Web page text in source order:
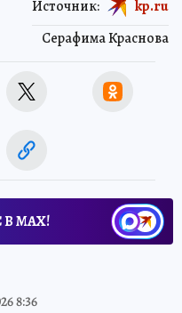
Серафима Краснова
Источник: kp.ru
В МАХ!
8:36